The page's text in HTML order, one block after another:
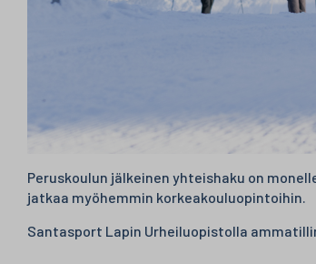
Peruskoulun jälkeinen yhteishaku on
jatkaa myöhemmin korkeakouluopintoihin.
Santasport Lapin Urheiluopistolla